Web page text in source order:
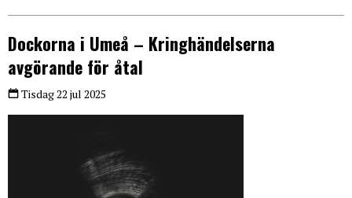
Dockorna i Umeå – Kringhändelserna
avgörande för åtal
Tisdag 22 jul 2025